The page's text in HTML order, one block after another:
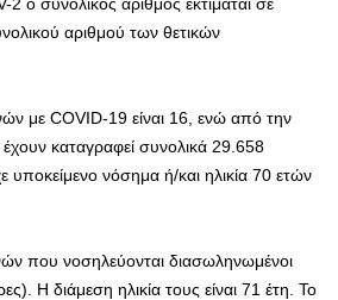
αριθμού των θετικών
με COVID-19 είναι 16, ενώ από την
έχουν καταγραφεί συνολικά 29.658
υποκείμενο νόσημα ή/και ηλικία 70 ετών
που νοσηλεύονται διασωληνωμένοι
Η διάμεση ηλικία τους είναι 71 έτη. To